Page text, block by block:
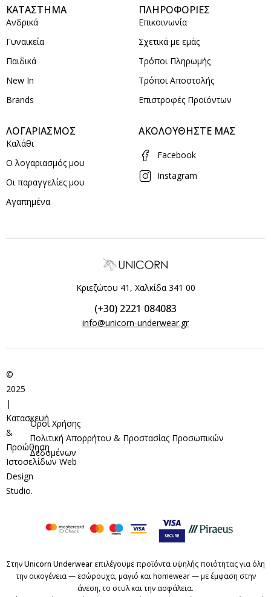
ΚΑΤΑΣΤΗΜΑ
Ανδρικά
Γυναικεία
Παιδικά
New In
Brands
ΠΛΗΡΟΦΟΡΙΕΣ
Επικοινωνία
Σχετικά με εμάς
Τρόποι Πληρωμής
Τρόποι Αποστολής
Επιστροφές Προϊόντων
ΛΟΓΑΡΙΑΣΜΟΣ
Καλάθι
Ο λογαριασμός μου
Οι παραγγελίες μου
Αγαπημένα
ΑΚΟΛΟΥΘΗΣΤΕ ΜΑΣ
Facebook
Instagram
Κριεζώτου 41, Χαλκίδα 341 00
(+30) 2221 084083
info@unicorn-underwear.gr
©
2025
|
Κατασκευή
&
Προώθηση
Ιστοσελίδων Web
Design
Studio.
Όροι Χρήσης
Πολιτική Απορρήτου & Προστασίας Προσωπικών
Δεδομένων
ΣτηνUnicorn Underwearεπιλέγουμε προϊόντα υψηλής ποιότητας για όλη
την οικογένεια — εσώρουχα, μαγιό και homewear — με έμφαση στην
άνεση, το στυλ και την ασφάλεια.